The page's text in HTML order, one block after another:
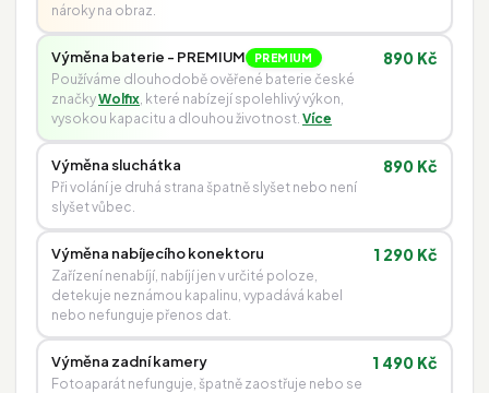
nároky na obraz.
Výměna baterie - PREMIUM PREMIUM
Používáme dlouhodobě ověřené baterie české
značkyWolfix, které nabízejí spolehlivý výkon,
vysokou kapacitu a dlouhou životnost. Více
890 Kč
Výměna sluchátka
Při volání je druhá strana špatně slyšet nebo není
slyšet vůbec.
890 Kč
Výměna nabíjecího konektoru
Zařízení nenabíjí, nabíjí jen v určité poloze,
detekuje neznámou kapalinu, vypadává kabel
nebo nefunguje přenos dat.
1 290 Kč
Výměna zadní kamery
Fotoaparát nefunguje, špatně zaostřuje nebo se
1 490 Kč